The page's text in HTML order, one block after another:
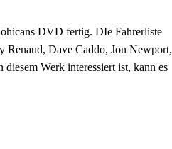
DVD fertig. DIe Fahrerliste
Renaud, Dave Caddo, Jon Newport,
Werk interessiert ist, kann es